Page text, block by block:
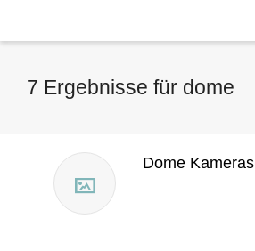
7 Ergebnisse für dome
Dome Kameras